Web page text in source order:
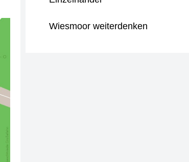
Wiesmoor weiterdenken